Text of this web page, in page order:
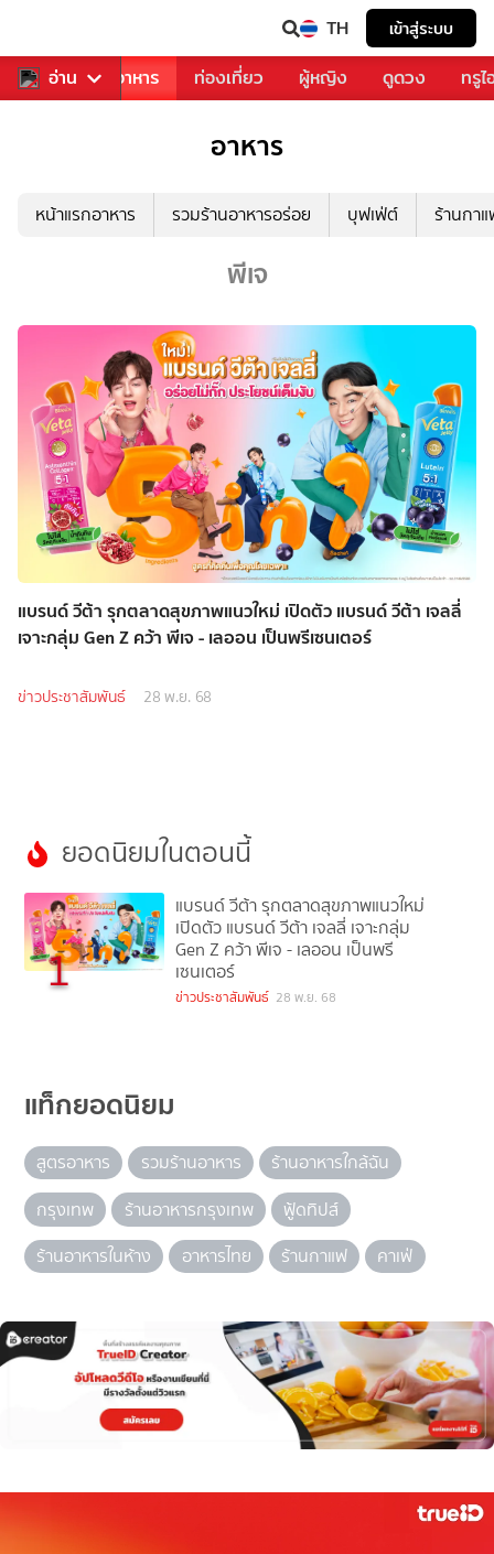
TH เข้าสู่ระบบ
อ่าน
การเพลง อาหาร ท่องเที่ยว ผู้หญิง ดูดวง ทรู
อาหาร
หน้าแรกอาหาร รวมร้านอาหารอร่อย บุฟเฟ่ต์ ร้านกา
พีเจ
แบรนด์ วีต้า รุกตลาดสุขภาพแนวใหม่ เปิดตัว แบรนด์ วีต้า เจลลี่
เจาะกลุ่ม Gen Z คว้า พีเจ - เลออน เป็นพรีเซนเตอร์
ข่าวประชาสัมพันธ์ 28 พ.ย. 68
ยอดนิยมในตอนนี้
1
แบรนด์ วีต้า รุกตลาดสุขภาพแนวใหม่
เปิดตัว แบรนด์ วีต้า เจลลี่ เจาะกลุ่ม
Gen Z คว้า พีเจ - เลออน เป็นพรี
เซนเตอร์
ข่าวประชาสัมพันธ์ 28 พ.ย. 68
แท็กยอดนิยม
สูตรอาหาร รวมร้านอาหาร
ร้านอาหารใกล้ฉัน
กรุงเทพ
ร้านอาหารกรุงเทพ
ฟู้ดทิปส์
ร้านอาหารในห้าง
อาหารไทย ร้านกาแฟ คาเฟ่